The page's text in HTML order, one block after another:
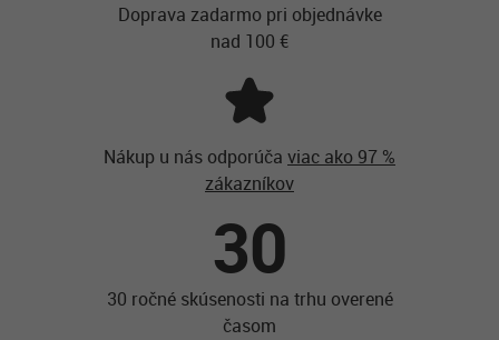
Doprava zadarmo pri objednávke
nad 100 €
Nákup u nás odporúča viac ako 97 %
zákazníkov
30
30 ročné skúsenosti na trhu overené
časom